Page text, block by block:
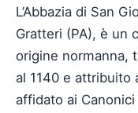
L’Abbazia di San
Gratteri (PA), è un
origine normanna,
al 1140 e attribuito
affidato ai